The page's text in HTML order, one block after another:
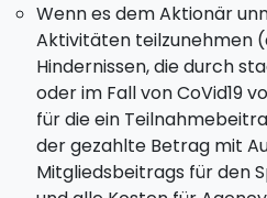
SAMSTAG - CHECK OUT
Um 9:00 Uhr werdet ihr
euch von allen Personen
Hoffnung, sie nächstes Jahr
Boot:Abhängig von der
Wenn es dem Aktionär
Aktivitäten teilzunehmen
Hindernissen, die durch
oder im Fall von CoVid19
für die ein
der gezahlte Betrag mit
Mitgliedsbeitrags für den